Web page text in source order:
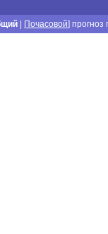
Почасовой] прогноз